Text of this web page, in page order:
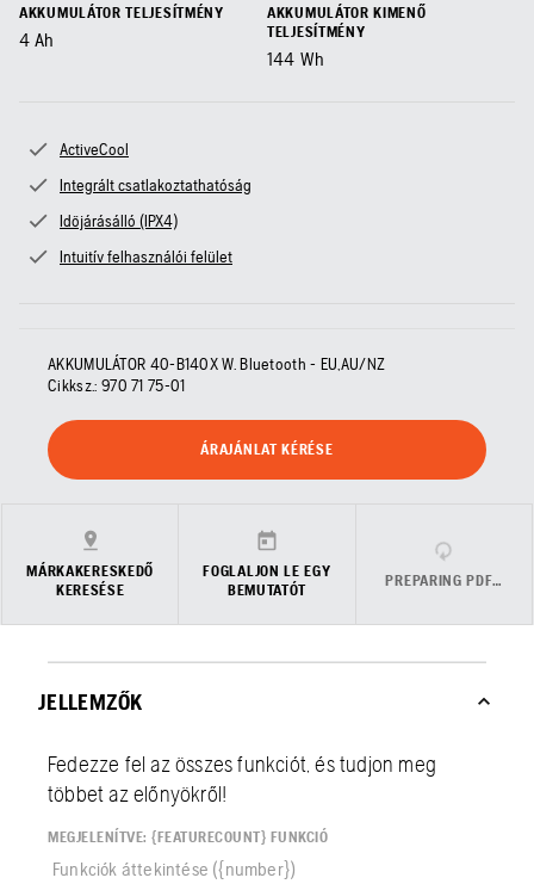
AKKUMULÁTOR TELJESÍTMÉNY
4 Ah
AKKUMULÁTOR KIMENŐ
TELJESÍTMÉNY
144 Wh
ActiveCool
Integrált csatlakoztathatóság
Időjárásálló (IPX4)
Intuitív felhasználói felület
AKKUMULÁTOR 40-B140X W. Bluetooth - EU,AU/NZ
Cikksz.: 970 71 75‑01
ÁRAJÁNLAT KÉRÉSE
MÁRKAKERESKEDŐ
KERESÉSE
FOGLALJON LE EGY
BEMUTATÓT
PREPARING PDF…
JELLEMZŐK
Fedezze fel az összes funkciót, és tudjon meg
többet az előnyökről!
MEGJELENÍTVE: {FEATURECOUNT} FUNKCIÓ
Funkciók áttekintése ({number})